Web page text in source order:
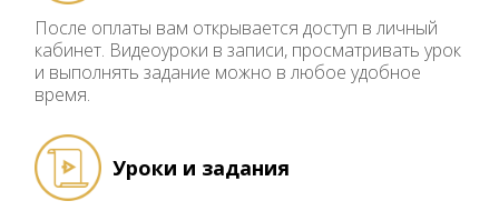
После оплаты вам открывается доступ в личный
кабинет. Видеоуроки в записи, просматривать урок
и выполнять задание можно в любое удобное
время.
Уроки и задания